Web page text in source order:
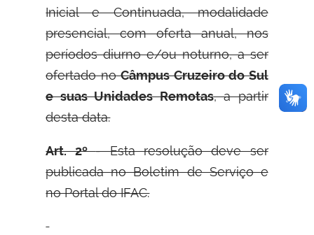
Inicial e Continuada, modalidade
presencial, com oferta anual, nos
períodos diurno e/ou noturno, a ser
ofertado noCâmpus Cruzeiro do Sul
e suas Unidades Remotas, a partir
desta data.
Art. 2º- Esta resolução deve ser
publicada no Boletim de Serviço e
no Portal do IFAC.